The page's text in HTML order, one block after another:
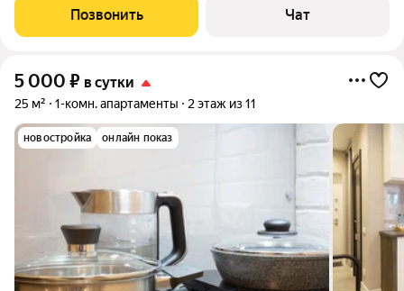
кровать, телевизор (с кабельными каналами), кондиционер,
сейф, чистое
Позвонить Чат
5 000 ₽ в сутки
25 м² 1-комн. апартаменты 2 этаж из 11
новостройка онлайн показ